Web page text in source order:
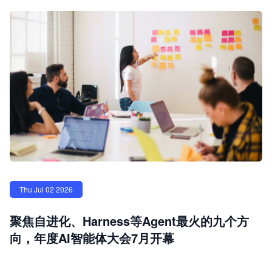
Thu Jul 02 2026
聚焦自进化、Harness等Agent最火的九个方
向，年度AI智能体大会7月开幕